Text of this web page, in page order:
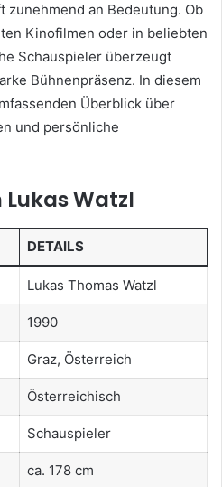
zunehmend an Bedeutung. Ob
Kinofilmen oder in beliebten
Schauspieler überzeugt
Bühnenpräsenz. In diesem
Überblick über
und persönliche
Lukas Watzl
DETAILS
Lukas Thomas Watzl
1990
Graz, Österreich
Österreichisch
Schauspieler
ca. 178 cm